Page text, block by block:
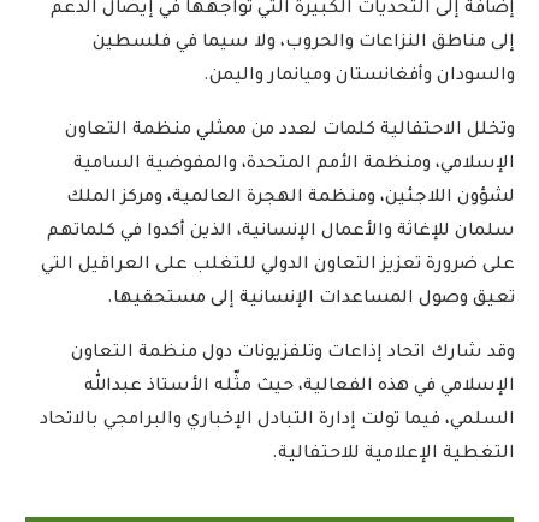
إضافة إلى التحديات الكبيرة التي تواجهها في إيصال الدعم
إلى مناطق النزاعات والحروب، ولا سيما في فلسطين
والسودان وأفغانستان وميانمار واليمن.
وتخلل الاحتفالية كلمات لعدد من ممثلي منظمة التعاون
الإسلامي، ومنظمة الأمم المتحدة، والمفوضية السامية
لشؤون اللاجئين، ومنظمة الهجرة العالمية، ومركز الملك
سلمان للإغاثة والأعمال الإنسانية، الذين أكدوا في كلماتهم
على ضرورة تعزيز التعاون الدولي للتغلب على العراقيل التي
تعيق وصول المساعدات الإنسانية إلى مستحقيها.
وقد شارك اتحاد إذاعات وتلفزيونات دول منظمة التعاون
الإسلامي في هذه الفعالية، حيث مثّله الأستاذ عبدالله
السلمي، فيما تولت إدارة التبادل الإخباري والبرامجي بالاتحاد
التغطية الإعلامية للاحتفالية.